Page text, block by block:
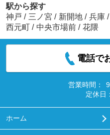
駅から探す
神戸 / 三ノ宮 / 新開地 / 兵庫 /
西元町 / 中央市場前 / 花隈
電話で
営業時間：
定休日：
ホーム